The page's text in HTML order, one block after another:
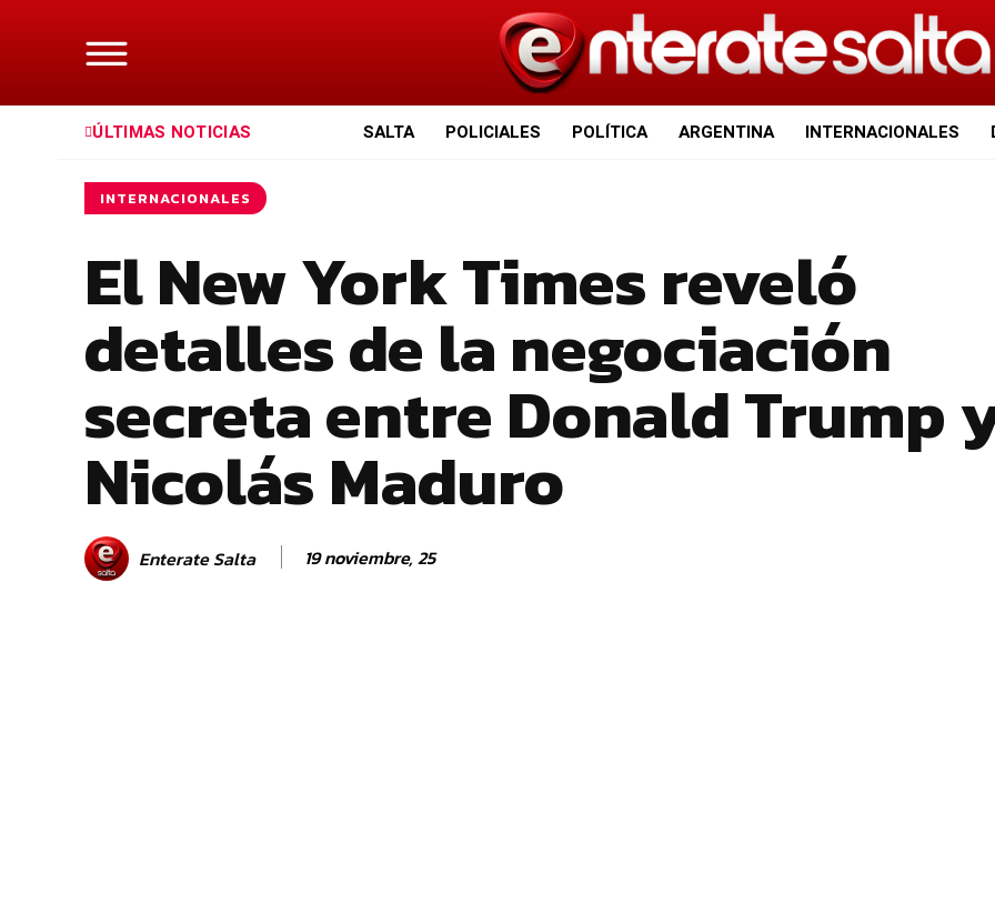
ÚLTIMAS NOTICIAS SALTA POLICIALES POLÍTICA ARGENTINA INTERNACIONALES
INTERNACIONALES
El New York Times reveló
detalles de la negociación
secreta entre Donald Trump
Nicolás Maduro
Enterate Salta 19 noviembre, 25